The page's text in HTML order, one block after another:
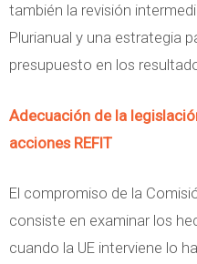
también la revisión
Plurianual y una estrategia
presupuesto en los
Adecuación de la
acciones REFIT
El compromiso de la
consiste en examinar los
cuando la UE interviene lo